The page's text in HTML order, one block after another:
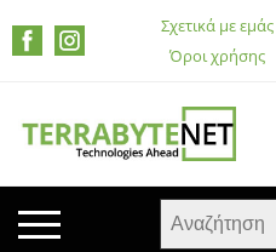
Σχετικά με εμάς
Όροι χρήσης